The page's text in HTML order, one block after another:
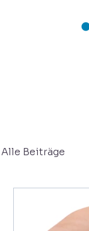
Alle Beiträge